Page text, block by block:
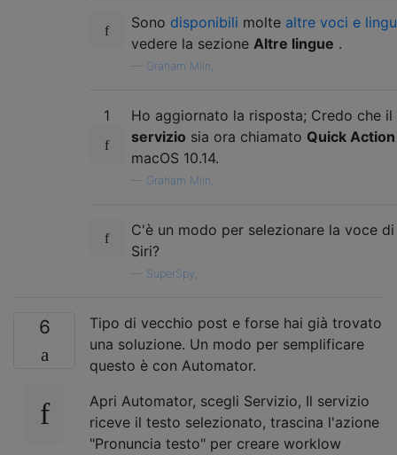
Sono disponibili molte altre voci e
vedere la sezione Altre lingue .
Graham Miln,
1
Ho aggiornato la risposta; Credo che il
servizio sia ora chiamato Quick Action
macOS 10.14.
Graham Miln,
C'è un modo per selezionare la voce di
Siri?
SuperSpy,
6
Tipo di vecchio post e forse hai già trovato
una soluzione. Un modo per semplificare
questo è con Automator.
Apri Automator, scegli Servizio, Il servizio
riceve il testo selezionato, trascina l'azione
"Pronuncia testo" per creare worklow